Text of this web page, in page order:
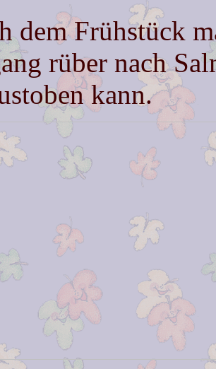
dem Frühstück
rüber nach
kann.